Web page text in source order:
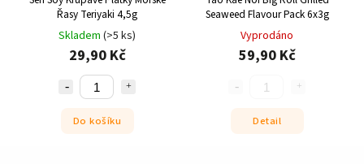
Řasy Teriyaki 4,5g
Skladem (>5 ks)
29,90 Kč
Do košíku
Seaweed Flavour Pack 6x3g
Vyprodáno
59,90 Kč
Detail